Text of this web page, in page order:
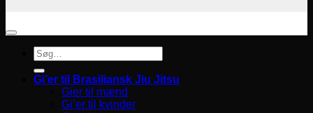
Søg
efter:
Gi’er til Brasiliansk Jiu Jitsu
Gier til mænd
Gi’er til kvinder